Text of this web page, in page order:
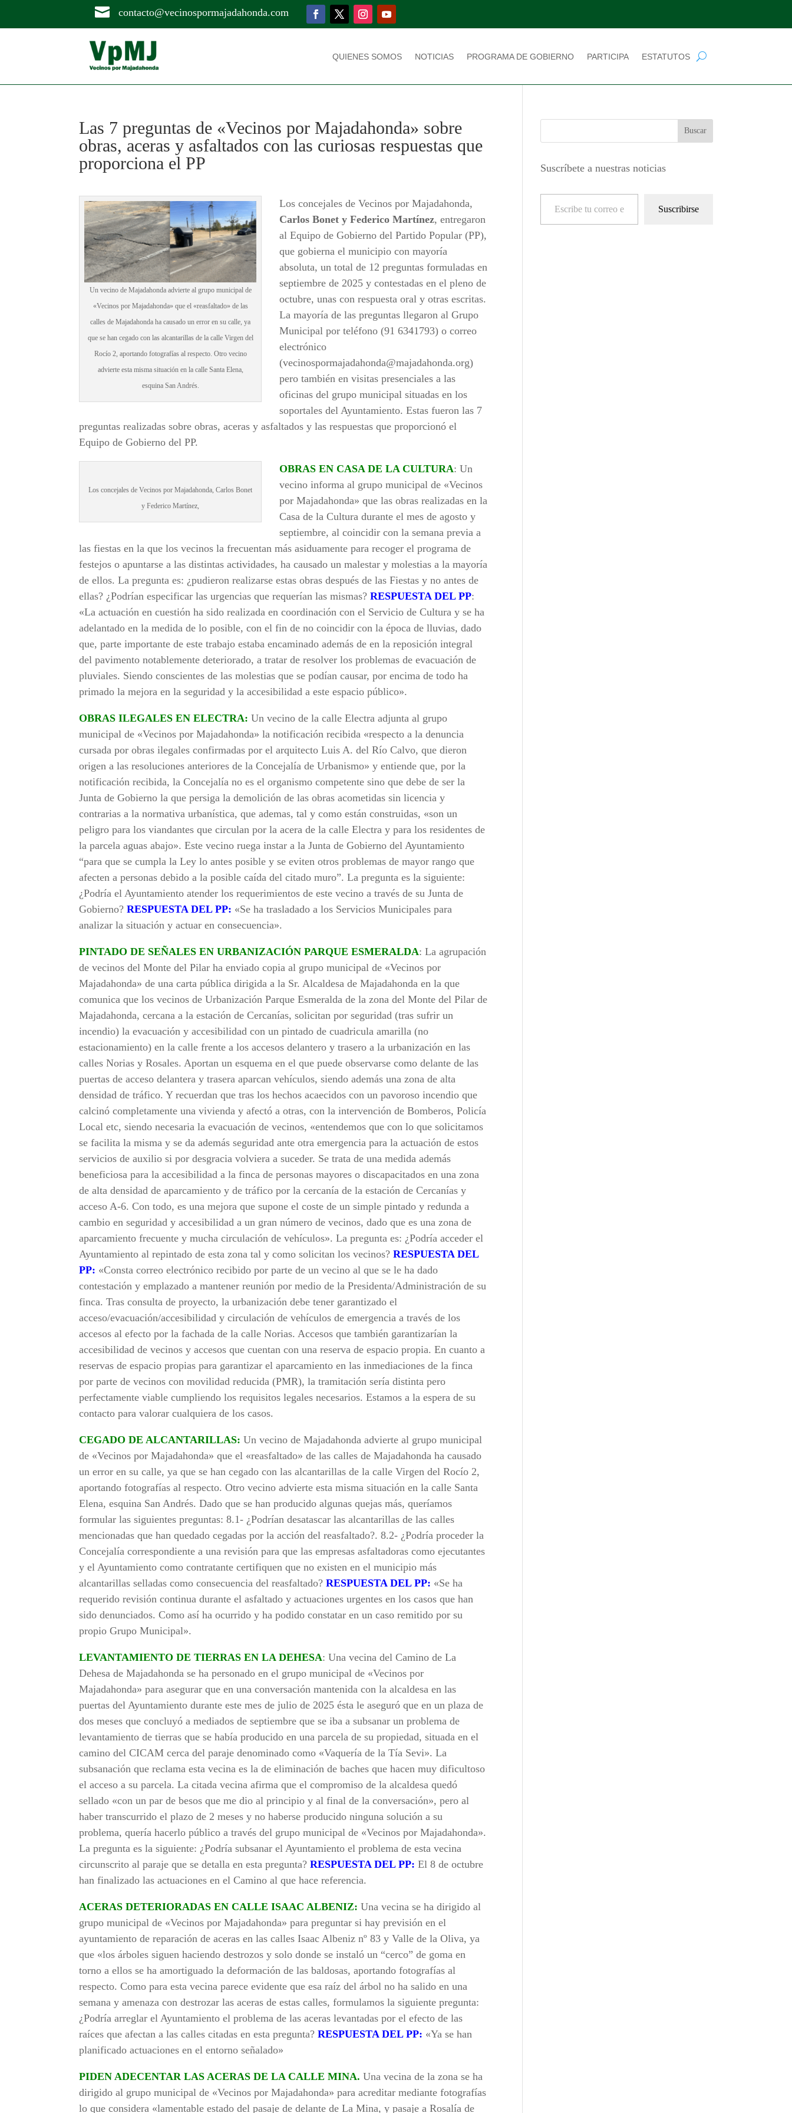
 contacto@vecinospormajadahonda.com
QUIENES SOMOS NOTICIAS PROGRAMA DE GOBIERNO PARTICIPA ESTATUTOS
Las 7 preguntas de «Vecinos por Majadahonda» sobre
obras, aceras y asfaltados con las curiosas respuestas que
proporciona el PP
Un vecino de Majadahonda advierte al grupo municipal de
«Vecinos por Majadahonda» que el «reasfaltado» de las
calles de Majadahonda ha causado un error en su calle, ya
que se han cegado con las alcantarillas de la calle Virgen del
Rocío 2, aportando fotografías al respecto. Otro vecino
advierte esta misma situación en la calle Santa Elena,
esquina San Andrés.
Los concejales de Vecinos por Majadahonda,
Carlos Bonet y Federico Martínez, entregaron
al Equipo de Gobierno del Partido Popular (PP),
que gobierna el municipio con mayoría
absoluta, un total de 12 preguntas formuladas en
septiembre de 2025 y contestadas en el pleno de
octubre, unas con respuesta oral y otras escritas.
La mayoría de las preguntas llegaron al Grupo
Municipal por teléfono (91 6341793) o correo
electrónico
(vecinospormajadahonda@majadahonda.org)
pero también en visitas presenciales a las
oficinas del grupo municipal situadas en los
soportales del Ayuntamiento. Estas fueron las 7
preguntas realizadas sobre obras, aceras y asfaltados y las respuestas que proporcionó el
Equipo de Gobierno del PP.
Los concejales de Vecinos por Majadahonda, Carlos Bonet
y Federico Martínez,
OBRAS EN CASA DE LA CULTURA: Un
vecino informa al grupo municipal de «Vecinos
por Majadahonda» que las obras realizadas en la
Casa de la Cultura durante el mes de agosto y
septiembre, al coincidir con la semana previa a
las fiestas en la que los vecinos la frecuentan más asiduamente para recoger el programa de
festejos o apuntarse a las distintas actividades, ha causado un malestar y molestias a la mayoría
de ellos. La pregunta es: ¿pudieron realizarse estas obras después de las Fiestas y no antes de
ellas? ¿Podrían especificar las urgencias que requerían las mismas?RESPUESTA DEL PP:
«La actuación en cuestión ha sido realizada en coordinación con el Servicio de Cultura y se ha
adelantado en la medida de lo posible, con el fin de no coincidir con la época de lluvias, dado
que, parte importante de este trabajo estaba encaminado además de en la reposición integral
del pavimento notablemente deteriorado, a tratar de resolver los problemas de evacuación de
pluviales. Siendo conscientes de las molestias que se podían causar, por encima de todo ha
primado la mejora en la seguridad y la accesibilidad a este espacio público».
OBRAS ILEGALES EN ELECTRA: Un vecino de la calle Electra adjunta al grupo
municipal de «Vecinos por Majadahonda» la notificación recibida «respecto a la denuncia
cursada por obras ilegales confirmadas por el arquitecto Luis A. del Río Calvo, que dieron
origen a las resoluciones anteriores de la Concejalía de Urbanismo» y entiende que, por la
notificación recibida, la Concejalía no es el organismo competente sino que debe de ser la
Junta de Gobierno la que persiga la demolición de las obras acometidas sin licencia y
contrarias a la normativa urbanística, que ademas, tal y como están construidas, «son un
peligro para los viandantes que circulan por la acera de la calle Electra y para los residentes de
la parcela aguas abajo». Este vecino ruega instar a la Junta de Gobierno del Ayuntamiento
“para que se cumpla la Ley lo antes posible y se eviten otros problemas de mayor rango que
afecten a personas debido a la posible caída del citado muro”. La pregunta es la siguiente:
¿Podría el Ayuntamiento atender los requerimientos de este vecino a través de su Junta de
Gobierno? RESPUESTA DEL PP: «Se ha trasladado a los Servicios Municipales para
analizar la situación y actuar en consecuencia».
PINTADO DE SEÑALES EN URBANIZACIÓN PARQUE ESMERALDA: La agrupación
de vecinos del Monte del Pilar ha enviado copia al grupo municipal de «Vecinos por
Majadahonda» de una carta pública dirigida a la Sr. Alcaldesa de Majadahonda en la que
comunica que los vecinos de Urbanización Parque Esmeralda de la zona del Monte del Pilar de
Majadahonda, cercana a la estación de Cercanías, solicitan por seguridad (tras sufrir un
incendio) la evacuación y accesibilidad con un pintado de cuadricula amarilla (no
estacionamiento) en la calle frente a los accesos delantero y trasero a la urbanización en las
calles Norias y Rosales. Aportan un esquema en el que puede observarse como delante de las
puertas de acceso delantera y trasera aparcan vehículos, siendo además una zona de alta
densidad de tráfico. Y recuerdan que tras los hechos acaecidos con un pavoroso incendio que
calcinó completamente una vivienda y afectó a otras, con la intervención de Bomberos, Policía
Local etc, siendo necesaria la evacuación de vecinos, «entendemos que con lo que solicitamos
se facilita la misma y se da además seguridad ante otra emergencia para la actuación de estos
servicios de auxilio si por desgracia volviera a suceder. Se trata de una medida además
beneficiosa para la accesibilidad a la finca de personas mayores o discapacitados en una zona
de alta densidad de aparcamiento y de tráfico por la cercanía de la estación de Cercanías y
acceso A-6. Con todo, es una mejora que supone el coste de un simple pintado y redunda a
cambio en seguridad y accesibilidad a un gran número de vecinos, dado que es una zona de
aparcamiento frecuente y mucha circulación de vehículos». La pregunta es: ¿Podría acceder el
Ayuntamiento al repintado de esta zona tal y como solicitan los vecinos?RESPUESTA DEL
PP: «Consta correo electrónico recibido por parte de un vecino al que se le ha dado
contestación y emplazado a mantener reunión por medio de la Presidenta/Administración de su
finca. Tras consulta de proyecto, la urbanización debe tener garantizado el
acceso/evacuación/accesibilidad y circulación de vehículos de emergencia a través de los
accesos al efecto por la fachada de la calle Norias. Accesos que también garantizarían la
accesibilidad de vecinos y accesos que cuentan con una reserva de espacio propia. En cuanto a
reservas de espacio propias para garantizar el aparcamiento en las inmediaciones de la finca
por parte de vecinos con movilidad reducida (PMR), la tramitación sería distinta pero
perfectamente viable cumpliendo los requisitos legales necesarios. Estamos a la espera de su
contacto para valorar cualquiera de los casos.
CEGADO DE ALCANTARILLAS: Un vecino de Majadahonda advierte al grupo municipal
de «Vecinos por Majadahonda» que el «reasfaltado» de las calles de Majadahonda ha causado
un error en su calle, ya que se han cegado con las alcantarillas de la calle Virgen del Rocío 2,
aportando fotografías al respecto. Otro vecino advierte esta misma situación en la calle Santa
Elena, esquina San Andrés. Dado que se han producido algunas quejas más, queríamos
formular las siguientes preguntas: 8.1- ¿Podrían desatascar las alcantarillas de las calles
mencionadas que han quedado cegadas por la acción del reasfaltado?. 8.2- ¿Podría proceder la
Concejalía correspondiente a una revisión para que las empresas asfaltadoras como ejecutantes
y el Ayuntamiento como contratante certifiquen que no existen en el municipio más
alcantarillas selladas como consecuencia del reasfaltado?RESPUESTA DEL PP: «Se ha
requerido revisión continua durante el asfaltado y actuaciones urgentes en los casos que han
sido denunciados. Como así ha ocurrido y ha podido constatar en un caso remitido por su
propio Grupo Municipal».
LEVANTAMIENTO DE TIERRAS EN LA DEHESA: Una vecina del Camino de La
Dehesa de Majadahonda se ha personado en el grupo municipal de «Vecinos por
Majadahonda» para asegurar que en una conversación mantenida con la alcaldesa en las
puertas del Ayuntamiento durante este mes de julio de 2025 ésta le aseguró que en un plaza de
dos meses que concluyó a mediados de septiembre que se iba a subsanar un problema de
levantamiento de tierras que se había producido en una parcela de su propiedad, situada en el
camino del CICAM cerca del paraje denominado como «Vaquería de la Tía Sevi». La
subsanación que reclama esta vecina es la de eliminación de baches que hacen muy dificultoso
el acceso a su parcela. La citada vecina afirma que el compromiso de la alcaldesa quedó
sellado «con un par de besos que me dio al principio y al final de la conversación», pero al
haber transcurrido el plazo de 2 meses y no haberse producido ninguna solución a su
problema, quería hacerlo público a través del grupo municipal de «Vecinos por Majadahonda».
La pregunta es la siguiente: ¿Podría subsanar el Ayuntamiento el problema de esta vecina
circunscrito al paraje que se detalla en esta pregunta?RESPUESTA DEL PP: El 8 de octubre
han finalizado las actuaciones en el Camino al que hace referencia.
ACERAS DETERIORADAS EN CALLE ISAAC ALBENIZ: Una vecina se ha dirigido al
grupo municipal de «Vecinos por Majadahonda» para preguntar si hay previsión en el
ayuntamiento de reparación de aceras en las calles Isaac Albeniz nº 83 y Valle de la Oliva, ya
que «los árboles siguen haciendo destrozos y solo donde se instaló un “cerco” de goma en
torno a ellos se ha amortiguado la deformación de las baldosas, aportando fotografías al
respecto. Como para esta vecina parece evidente que esa raíz del árbol no ha salido en una
semana y amenaza con destrozar las aceras de estas calles, formulamos la siguiente pregunta:
¿Podría arreglar el Ayuntamiento el problema de las aceras levantadas por el efecto de las
raíces que afectan a las calles citadas en esta pregunta?RESPUESTA DEL PP: «Ya se han
planificado actuaciones en el entorno señalado»
PIDEN ADECENTAR LAS ACERAS DE LA CALLE MINA. Una vecina de la zona se ha
dirigido al grupo municipal de «Vecinos por Majadahonda» para acreditar mediante fotografías
lo que considera «lamentable estado del pasaje de delante de La Mina, y pasaje a Rosalía de
Suscríbete a nuestras noticias
Escribe tu correo electrónico…
Suscribirse